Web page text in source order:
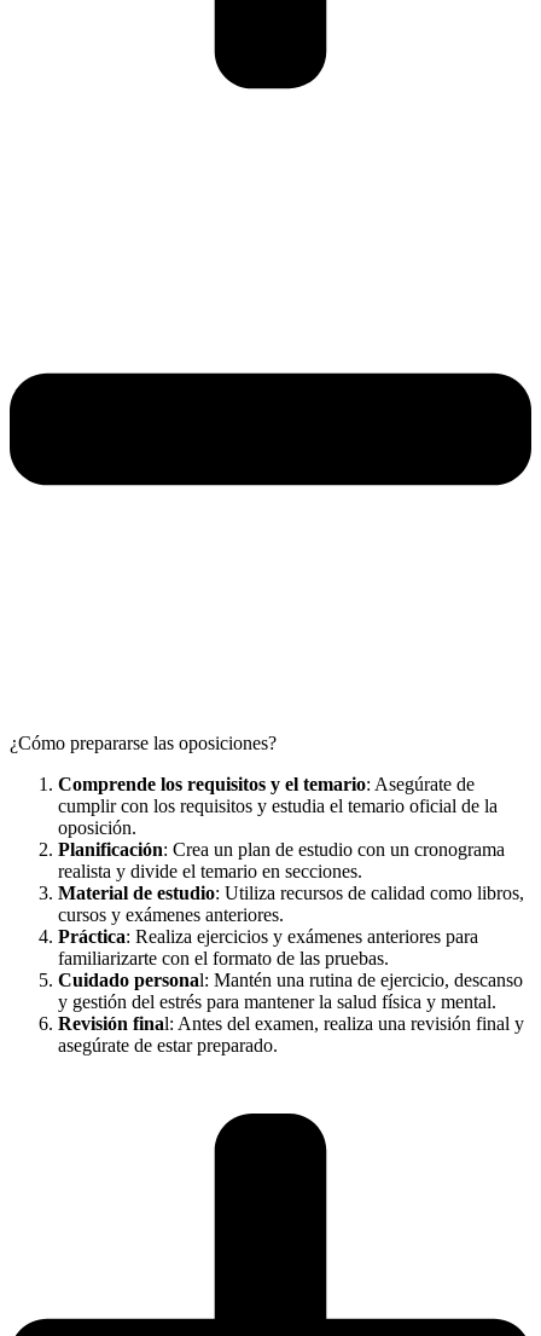
¿Cómo prepararse las oposiciones?
Comprende los requisitos y el temario: Asegúrate de
cumplir con los requisitos y estudia el temario oficial de la
oposición.
Planificación: Crea un plan de estudio con un cronograma
realista y divide el temario en secciones.
Material de estudio: Utiliza recursos de calidad como libros,
cursos y exámenes anteriores.
Práctica: Realiza ejercicios y exámenes anteriores para
familiarizarte con el formato de las pruebas.
Cuidado personal: Mantén una rutina de ejercicio, descanso
y gestión del estrés para mantener la salud física y mental.
Revisión final: Antes del examen, realiza una revisión final y
asegúrate de estar preparado.